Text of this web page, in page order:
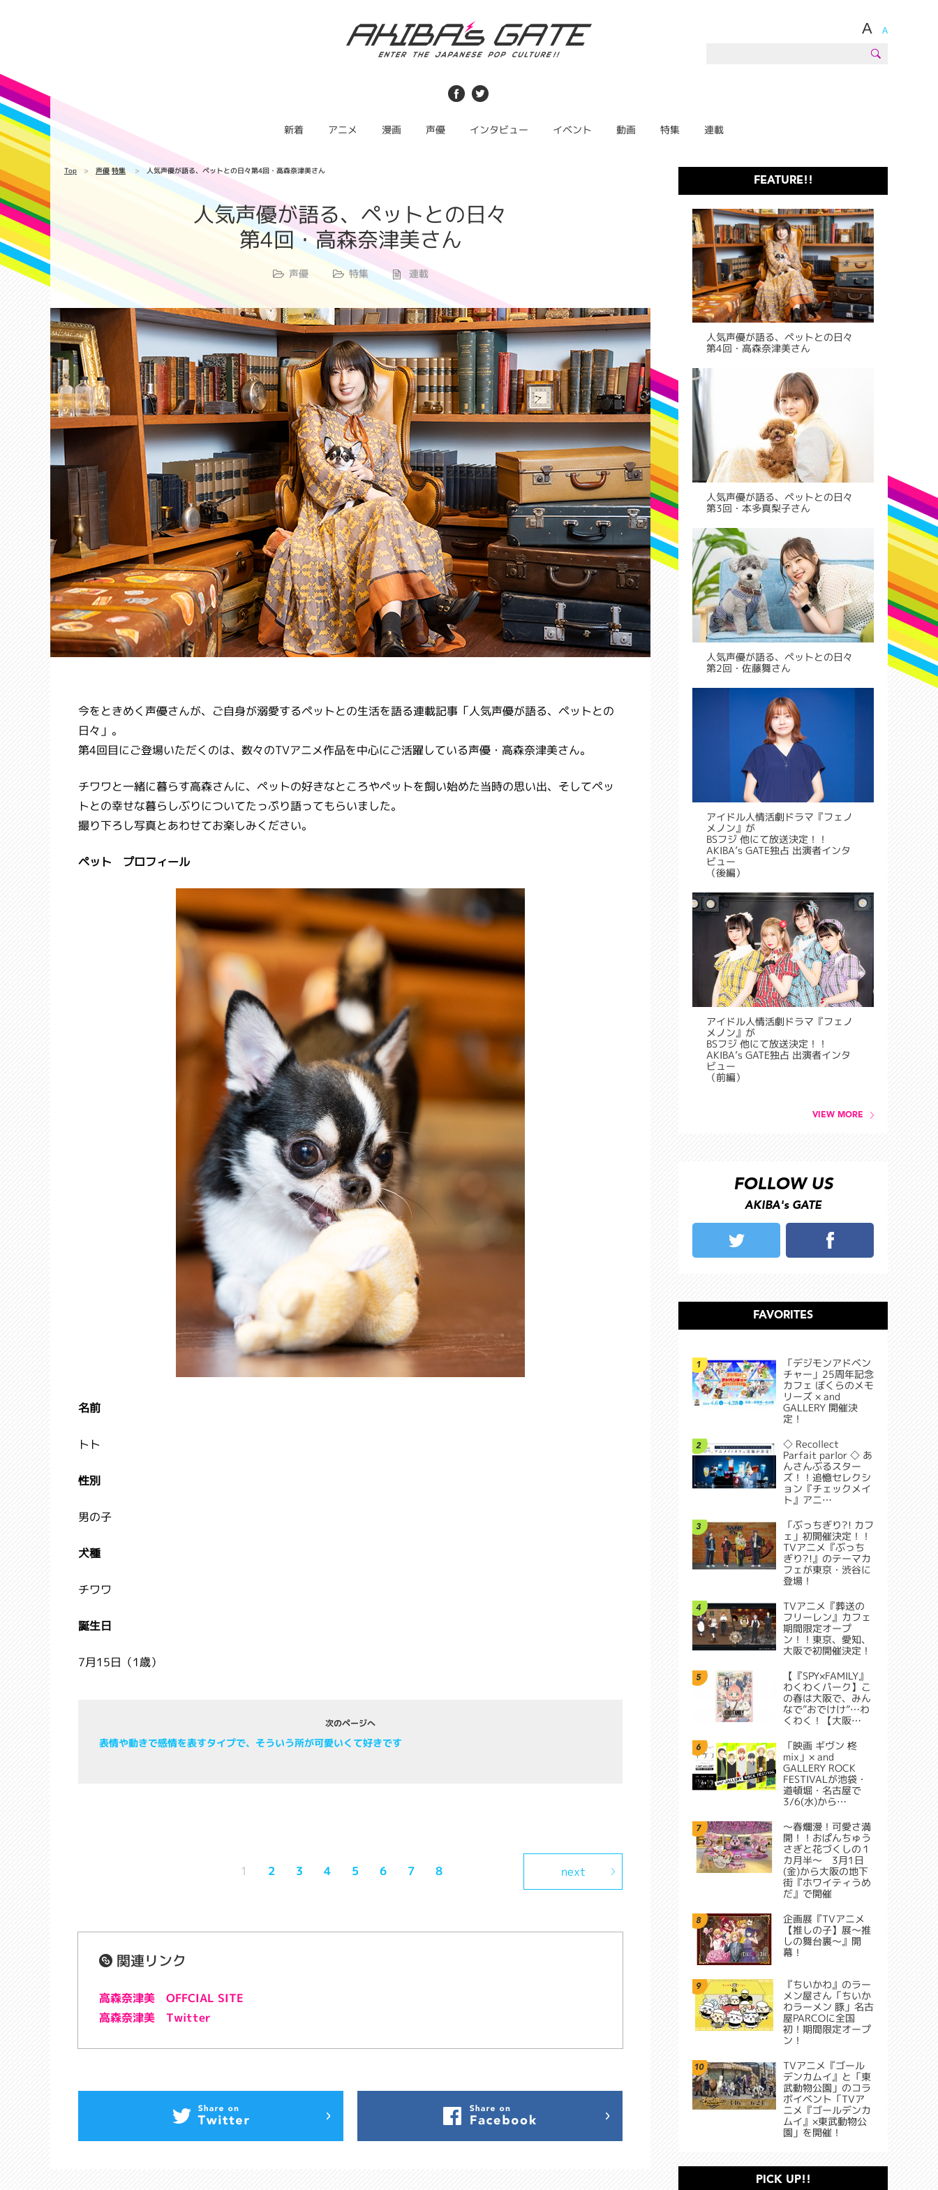
A A
新着 アニメ 漫画 声優 インタビュー イベント 動画 特集 連載
FEATURE!!
人気声優が語る、ペットとの日々
第4回・高森奈津美さん
人気声優が語る、ペットとの日々
第3回・本多真梨子さん
人気声優が語る、ペットとの日々
第2回・佐藤舞さん
アイドル人情活劇ドラマ『フェノ
メノン』が
BSフジ 他にて放送決定！！
AKIBA’s GATE独占 出演者インタ
ビュー
（後編）
アイドル人情活劇ドラマ『フェノ
メノン』が
BSフジ 他にて放送決定！！
AKIBA’s GATE独占 出演者インタ
ビュー
（前編）
VIEW MORE
FOLLOW US
AKIBA's GATE
FAVORITES
1
「デジモンアドベン
チャー」25周年記念
カフェ ぼくらのメモ
リーズ × and
GALLERY 開催決
定！
2
◇ Recollect
Parfait parlor ◇ あ
んさんぶるスター
ズ！！追憶セレクシ
ョン『チェックメイ
ト』アニ…
3
「ぶっちぎり?! カフ
ェ」初開催決定！！
TVアニメ『ぶっち
ぎり?!』のテーマカ
フェが東京・渋谷に
登場！
4
TVアニメ『葬送の
フリーレン』カフェ
期間限定オープ
ン！！東京、愛知、
大阪で初開催決定！
5
【『SPY×FAMILY』
わくわくパーク】こ
の春は大阪で、みん
なで”おでけけ”…わ
くわく！【大阪…
6
「映画 ギヴン 柊
mix」× and
GALLERY ROCK
FESTIVALが池袋・
道頓堀・名古屋で
3/6(水)から…
7
～春爛漫！可愛さ満
開！！おぱんちゅう
さぎと花づくしの１
カ月半～ 3月1日
(金)から大阪の地下
街『ホワイティうめ
だ』で開催
8
企画展『TVアニメ
【推しの子】展～推
しの舞台裏～』開
幕！
9
『ちいかわ』のラー
メン屋さん「ちいか
わラーメン 豚」名古
屋PARCOに全国
初！期間限定オープ
ン！
10
TVアニメ『ゴール
デンカムイ』と「東
武動物公園」のコラ
ボイベント「TVア
ニメ『ゴールデンカ
ムイ』×東武動物公
園」を開催！
PICK UP!!
Top 声優 特集 人気声優が語る、ペットとの日々第4回・高森奈津美さん
人気声優が語る、ペットとの日々
第4回・高森奈津美さん
声優 特集 連載
今をときめく声優さんが、ご自身が溺愛するペットとの生活を語る連載記事「人気声優が語る、ペットとの
日々」。
第4回目にご登場いただくのは、数々のTVアニメ作品を中心にご活躍している声優・高森奈津美さん。
チワワと一緒に暮らす高森さんに、ペットの好きなところやペットを飼い始めた当時の思い出、そしてペッ
トとの幸せな暮らしぶりについてたっぷり語ってもらいました。
撮り下ろし写真とあわせてお楽しみください。
ペット プロフィール
名前
トト
性別
男の子
犬種
チワワ
誕生日
7月15日（1歳）
次のページへ
表情や動きで感情を表すタイプで、そういう所が可愛いくて好きです
next
1 2 3 4 5 6 7 8
関連リンク
高森奈津美 OFFCIAL SITE
高森奈津美 Twitter